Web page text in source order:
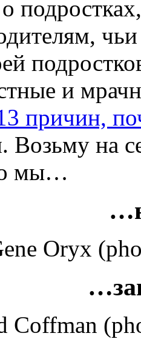
и
причин,
на
мы…
Oryx
Coffman